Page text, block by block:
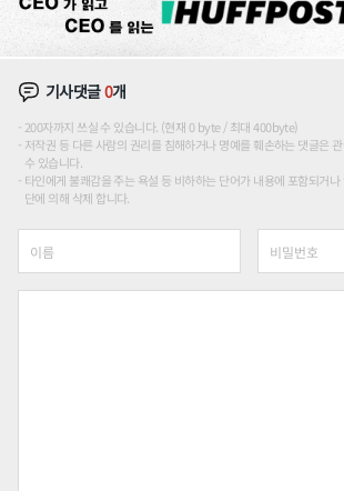
기사댓글0개
200자까지 쓰실 수 있습니다. (현재 0 byte / 최대 400byte)
저작권 등 다른 사람의 권리를 침해하거나 명예를 훼손하는 댓글은
수 있습니다.
타인에게 불쾌감을 주는 욕설 등 비하하는 단어가 내용에 포함되거
단에 의해 삭제 합니다.